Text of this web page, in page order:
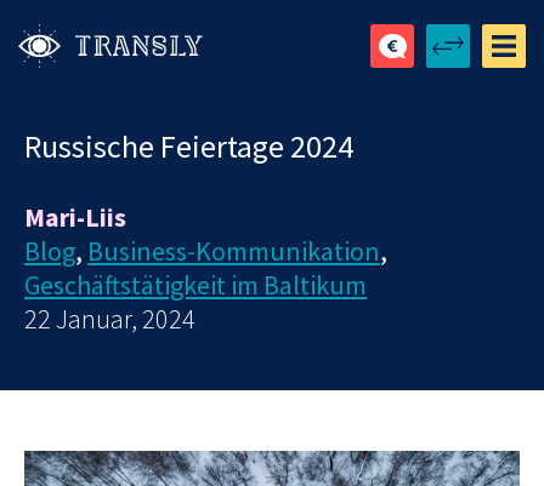
Russische Feiertage 2024
Mari-Liis
Blog, Business-Kommunikation,
Geschäftstätigkeit im Baltikum
22 Januar, 2024